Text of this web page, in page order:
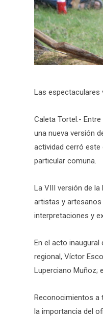
Las
Caleta Tortel.-
una nueva versión
actividad cerró
particular comuna.
La VIII versión de
artistas y artesanos
interpretaciones y
En el acto
regional, Víctor
Luperciano Muñoz;
Reconocimientos a
la importancia del